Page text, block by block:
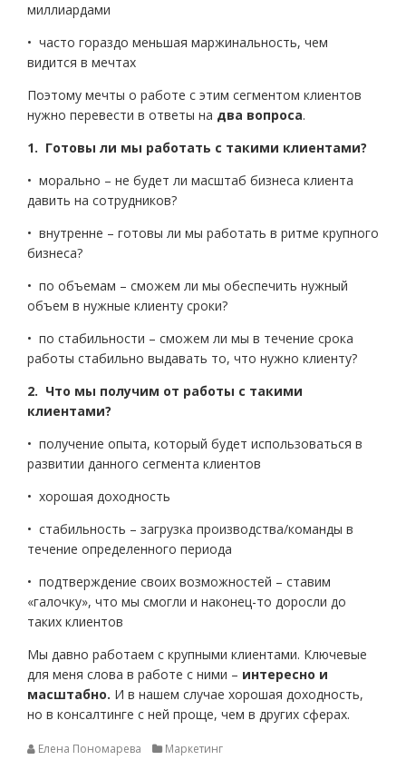
миллиардами
• часто гораздо меньшая маржинальность, чем
видится в мечтах
Поэтому мечты о работе с этим сегментом клиентов
нужно перевести в ответы на два вопроса.
1. Готовы ли мы работать с такими клиентами?
• морально – не будет ли масштаб бизнеса клиента
давить на сотрудников?
• внутренне – готовы ли мы работать в ритме крупного
бизнеса?
• по объемам – сможем ли мы обеспечить нужный
объем в нужные клиенту сроки?
• по стабильности – сможем ли мы в течение срока
работы стабильно выдавать то, что нужно клиенту?
2. Что мы получим от работы с такими
клиентами?
• получение опыта, который будет использоваться в
развитии данного сегмента клиентов
• хорошая доходность
• стабильность – загрузка производства/команды в
течение определенного периода
• подтверждение своих возможностей – ставим
«галочку», что мы смогли и наконец-то доросли до
таких клиентов
Мы давно работаем с крупными клиентами. Ключевые
для меня слова в работе с ними – интересно и
масштабно. И в нашем случае хорошая доходность,
но в консалтинге с ней проще, чем в других сферах.
Елена Пономарева Маркетинг